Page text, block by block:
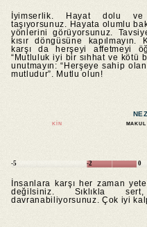
İyimserlik. Hayat dolu
taşıyorsunuz. Hayata olumlu
yönlerini görüyorsunuz.
kısır döngüsüne
karşı da herşeyi affetmeyi
“Mutluluk iyi bir sıhhat ve kötü
unutmayın: “Herşeye sahip
mutludur”. Mutlu olun!
KIN
-5 -2 0
İnsanlara karşı her zaman
değilsiniz. Sıklıkla
davranabiliyorsunuz. Çok iyi